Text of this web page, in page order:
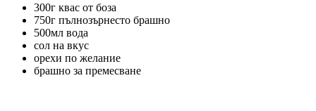
300г квас от боза
750г пълнозърнесто брашно
500мл вода
сол на вкус
орехи по желание
брашно за премесване